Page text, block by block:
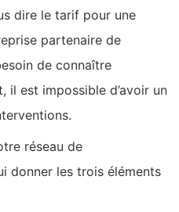
dire le tarif pour une
partenaire de
de connaître
il est impossible d’avoir un
réseau de
donner les trois éléments